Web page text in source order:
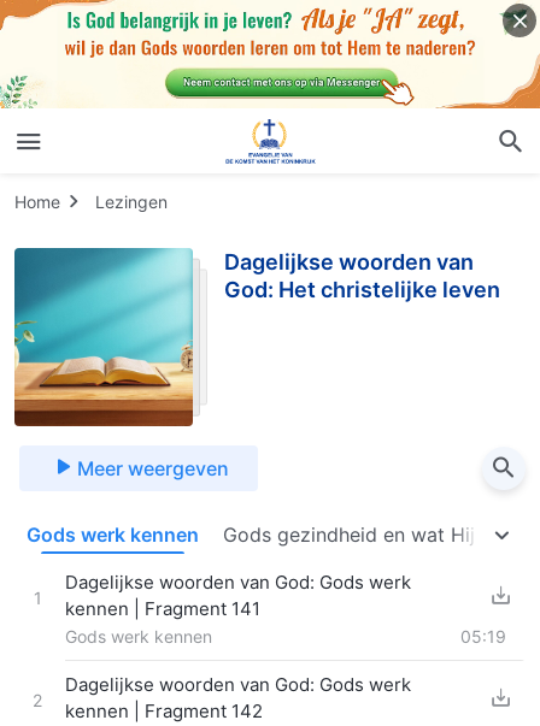
Home Lezingen
Dagelijkse woorden van
God: Het christelijke leven
Meer weergeven
Gods werk kennen Gods gezindheid en wat Hij heeft
1
Dagelijkse woorden van God: Gods werk
kennen | Fragment 141
Gods werk kennen 05:19
2
Dagelijkse woorden van God: Gods werk
kennen | Fragment 142